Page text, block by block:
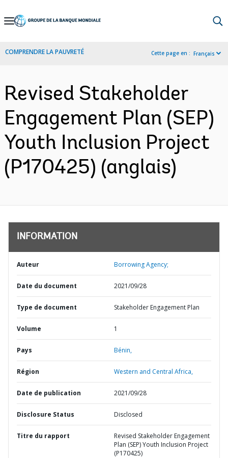
Skip
Navigation
COMPRENDRE LA PAUVRETÉ Cette page en : Français
Revised Stakeholder
Engagement Plan (SEP)
Youth Inclusion Project
(P170425) (anglais)
INFORMATION
Auteur Borrowing Agency;
Date du document 2021/09/28
Type de document Stakeholder Engagement Plan
Volume 1
Pays Bénin,
Région Western and Central Africa,
Date de publication 2021/09/28
Disclosure Status Disclosed
Titre du rapport
Revised Stakeholder Engagement
Plan (SEP) Youth Inclusion Project
(P170425)